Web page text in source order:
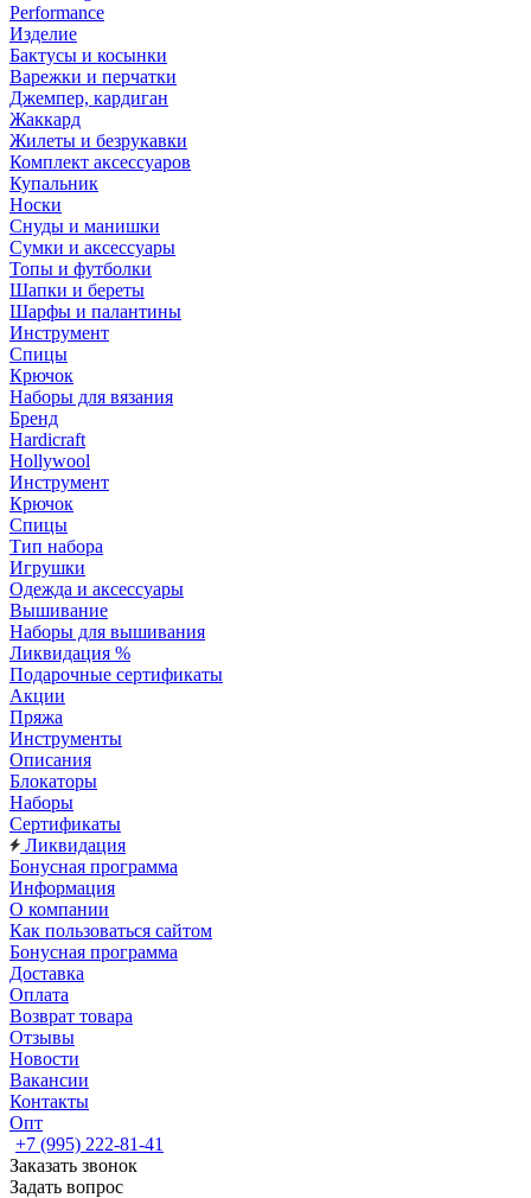
Performance
Изделие
Бактусы и косынки
Варежки и перчатки
Джемпер, кардиган
Жаккард
Жилеты и безрукавки
Комплект аксессуаров
Купальник
Носки
Снуды и манишки
Сумки и аксессуары
Топы и футболки
Шапки и береты
Шарфы и палантины
Инструмент
Спицы
Крючок
Наборы для вязания
Бренд
Hardicraft
Hollywool
Инструмент
Крючок
Спицы
Тип набора
Игрушки
Одежда и аксессуары
Вышивание
Наборы для вышивания
Ликвидация %
Подарочные сертификаты
Акции
Пряжа
Инструменты
Описания
Блокаторы
Наборы
Сертификаты
Ликвидация
Бонусная программа
Информация
О компании
Как пользоваться сайтом
Бонусная программа
Доставка
Оплата
Возврат товара
Отзывы
Новости
Вакансии
Контакты
Опт
+7 (995) 222-81-41
Заказать звонок
Задать вопрос